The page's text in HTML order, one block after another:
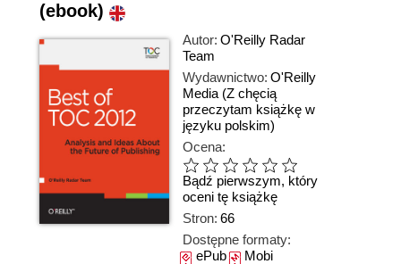
(ebook)
Autor: O'Reilly Radar
Team
Wydawnictwo: O'Reilly
Media (Z chęcią
przeczytam książkę w
języku polskim)
Ocena:
Bądź pierwszym, który
oceni tę książkę
Stron: 66
Dostępne formaty:
ePubMobi